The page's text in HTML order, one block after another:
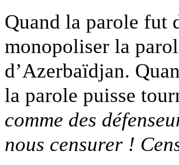
Quand la parole fut
monopoliser la
d’Azerbaïdjan.
la parole puisse
comme des
nous censurer !